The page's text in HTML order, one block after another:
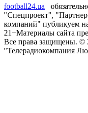
football24.ua
"Спецпроект",
компаний" публикуем
21+Материалы сайта
Все права защищены. ©
"Телерадиокомпания